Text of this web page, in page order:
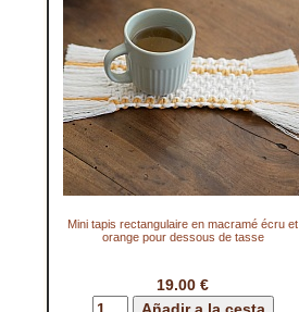
Mini tapis rectangulaire en macramé écru et
orange pour dessous de tasse
19.00 €